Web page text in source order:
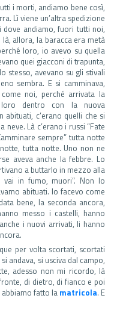
i morti, andiamo bene così,
Lì viene un’altra spedizione
dove andiamo, fuori tutti noi,
allora, la baracca era metà
loro, io avevo su quella
quei giacconi di trapunta,
stesso, avevano su gli stivali
sembra. E si camminava,
noi, perché arrivata la
loro dentro con la nuova
c’erano quelli che si
Là c’erano i russi “Fate
sempre” tutta notte
tutta notte. Uno non ne
aveva anche la febbre. Lo
a buttarlo in mezzo alla
in fumo, muori”. Non lo
abituati. Io facevo come
bene, la seconda ancora,
messo i castelli, hanno
i nuovi arrivati, li hanno
per volta scortati, scortati
andava, si usciva dal campo,
adesso non mi ricordo, là
di dietro, di fianco e poi
abbiamo fatto la matricola. E